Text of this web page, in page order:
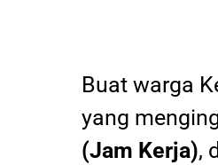
Buat warga
yang
(Jam Kerja),